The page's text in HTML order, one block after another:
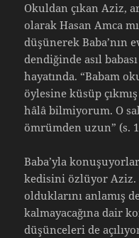
Okuldan çıkan Aziz,
olarak Hasan Amca
düşünerek Baba’nın
dendiğinde asıl
hayatında. “Babam
öylesine küsüp
hâlâ bilmiyorum. O
ömrümden uzun” (s.
Baba’yla
kedisini özlüyor Aziz.
olduklarını anlamış
kalmayacağına dair
düşünceleri de